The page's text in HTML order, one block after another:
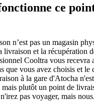
ce
n’est pas un magasin
livraison et la récupération
Cooltra vous recevra
que vous avez choisis et le
à la gare d'Atocha
plutôt un point de
pas voyager, mais nous.